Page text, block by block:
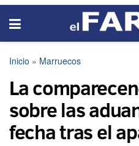
Inicio » Marruecos
La
sobre las
fecha tras el